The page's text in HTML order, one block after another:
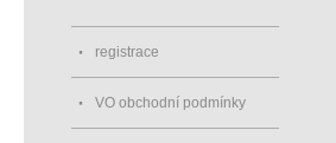
registrace
VO obchodní podmínky